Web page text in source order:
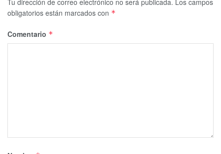
obligatorios están marcados con *
Comentario *